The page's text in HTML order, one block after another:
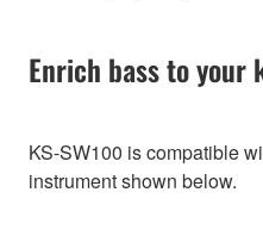
Enrich bass to your
KS-SW100 is compatible
instrument shown below.